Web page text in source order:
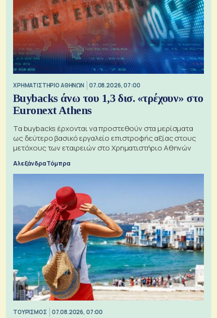
XΡΗΜΑΤΙΣΤΗΡΙΟ ΑΘΗΝΩΝ 07.08.2026, 07:00
Buybacks άνω του 1,3 δισ. «τρέχουν» στο
Euronext Athens
Τα buybacks έρχονται να προστεθούν στα μερίσματα
ως δεύτερο βασικό εργαλείο επιστροφής αξίας στους
μετόχους των εταιρειών στο Χρηματιστήριο Αθηνών
Αλεξάνδρα Τόμπρα
ΤΟΥΡΙΣΜΟΣ 07.08.2026, 07:00